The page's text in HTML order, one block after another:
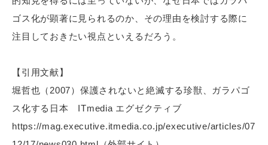
ゴス化が顕著に見られるのか、その理由を検討する際に
注目しておきたい視点といえるだろう。
【引用文献】
堀哲也（2007）保護されないと絶滅する珍獣、ガラパゴ
ス化する日本 ITmedia エグゼクティブ
https://mag.executive.itmedia.co.jp/executive/articles/07